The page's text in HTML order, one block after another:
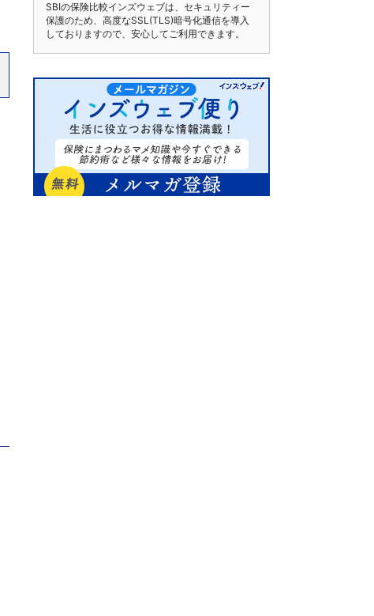
SBIの保険比較インズウェブは、セキュリティー
保護のため、高度なSSL(TLS)暗号化通信を導入
しておりますので、安心してご利用できます。